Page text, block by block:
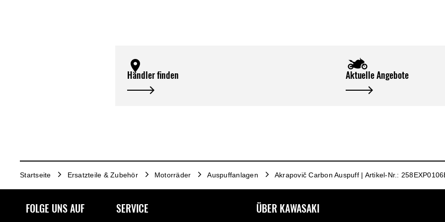
Händler finden Aktuelle Angebote
Startseite Ersatzteile & Zubehör Motorräder Auspuffanlagen Akrapovič Carbon Auspuff | Artikel-Nr.:
FOLGE UNS AUF SERVICE ÜBER KAWASAKI